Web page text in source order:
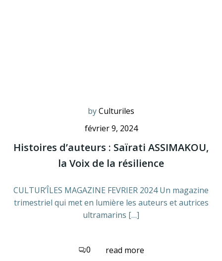
byCulturiles
février 9, 2024
Histoires d’auteurs : Saïrati ASSIMAKOU,
la Voix de la résilience
CULTUR’ÎLES MAGAZINE FEVRIER 2024 Un magazine
trimestriel qui met en lumière les auteurs et autrices
ultramarins […]
0 read more